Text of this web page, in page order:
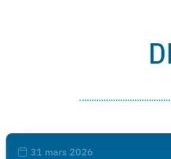
31 mars 2026